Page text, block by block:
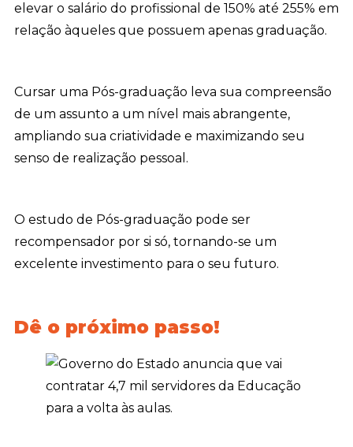
elevar o salário do profissional de 150% até 255% em
relação àqueles que possuem apenas graduação.
Cursar uma Pós-graduação leva sua compreensão
de um assunto a um nível mais abrangente,
ampliando sua criatividade e maximizando seu
senso de realização pessoal.
O estudo de Pós-graduação pode ser
recompensador por si só, tornando-se um
excelente investimento para o seu futuro.
Dê o próximo passo!